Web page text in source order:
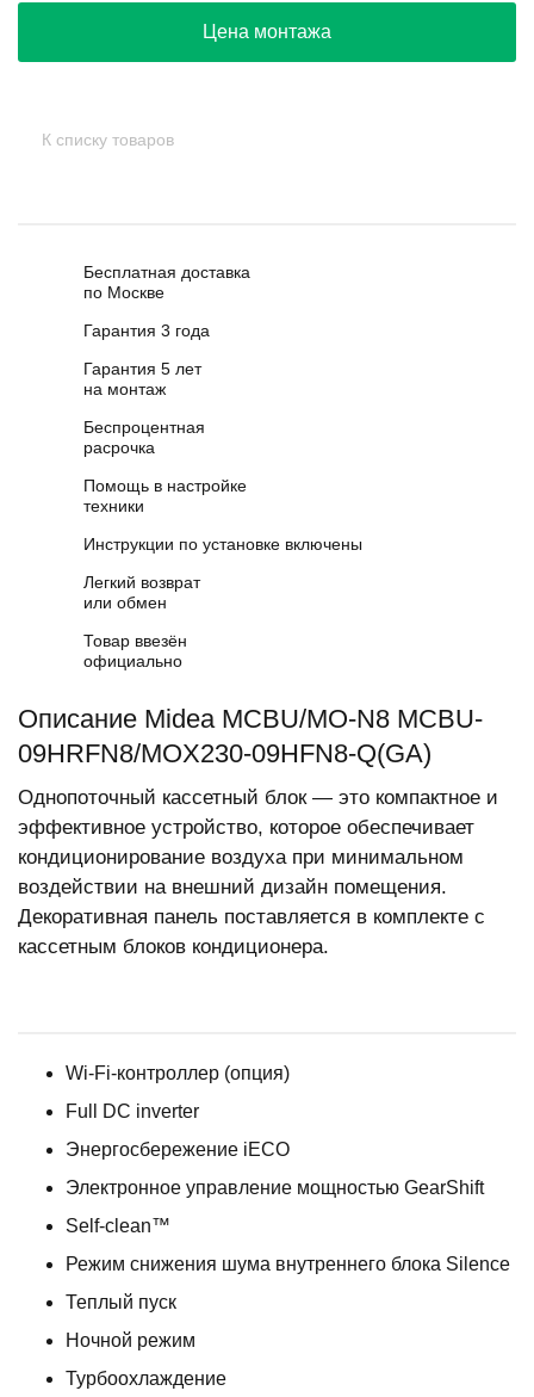
Цена монтажа
К списку товаров
Бесплатная доставка
по Москве
Гарантия 3 года
Гарантия 5 лет
на монтаж
Беспроцентная
расрочка
Помощь в настройке
техники
Инструкции по установке включены
Легкий возврат
или обмен
Товар ввезён
официально
Описание Midea MCBU/MO-N8 MCBU-
09HRFN8/MOX230-09HFN8-Q(GA)
Однопоточный кассетный блок — это компактное и
эффективное устройство, которое обеспечивает
кондиционирование воздуха при минимальном
воздействии на внешний дизайн помещения.
Декоративная панель поставляется в комплекте с
кассетным блоков кондиционера.
Wi-Fi-контроллер (опция)
Full DC inverter
Энергосбережение iЕСО
Электронное управление мощностью GearShift
Self-clean™
Режим снижения шума внутреннего блока Silence
Теплый пуск
Ночной режим
Турбоохлаждение